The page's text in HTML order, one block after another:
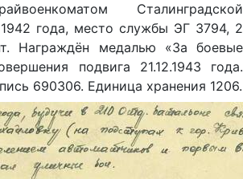
Сталинградской
года, место службы ЭГ 3794, 2
Награждён медалью «За боевые
подвига 21.12.1943 года.
690306. Единица хранения 1206.